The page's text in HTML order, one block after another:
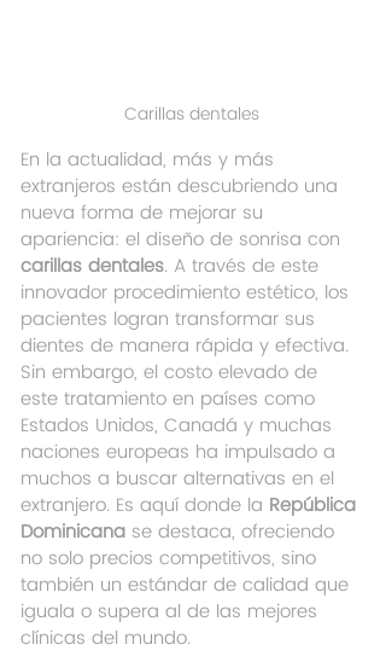
Carillas dentales
En la actualidad, más y más
extranjeros están descubriendo una
nueva forma de mejorar su
apariencia: el diseño de sonrisa con
carillas dentales. A través de este
innovador procedimiento estético, los
pacientes logran transformar sus
dientes de manera rápida y efectiva.
Sin embargo, el costo elevado de
este tratamiento en países como
Estados Unidos, Canadá y muchas
naciones europeas ha impulsado a
muchos a buscar alternativas en el
extranjero. Es aquí donde la República
Dominicana se destaca, ofreciendo
no solo precios competitivos, sino
también un estándar de calidad que
iguala o supera al de las mejores
clínicas del mundo.